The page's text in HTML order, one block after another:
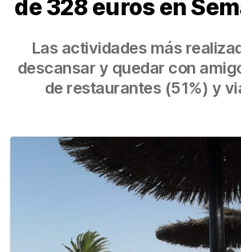
de 328 euros en
Las actividades más
descansar y quedar con
de restaurantes (51%) y